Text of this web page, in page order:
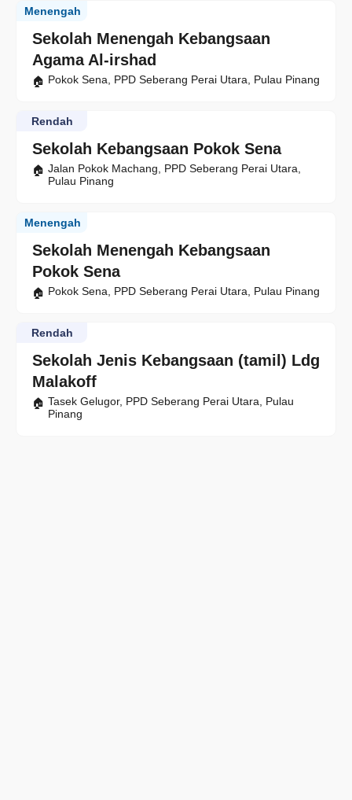
Sekolah Menengah Kebangsaan
Agama Al-irshad
Menengah
Pokok Sena, PPD Seberang Perai Utara, Pulau Pinang
Sekolah Kebangsaan Pokok Sena
Rendah
Jalan Pokok Machang, PPD Seberang Perai Utara,
Pulau Pinang
Sekolah Menengah Kebangsaan
Pokok Sena
Menengah
Pokok Sena, PPD Seberang Perai Utara, Pulau Pinang
Sekolah Jenis Kebangsaan (tamil) Ldg
Malakoff
Rendah
Tasek Gelugor, PPD Seberang Perai Utara, Pulau
Pinang